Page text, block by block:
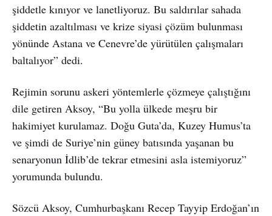
şiddetle kınıyor ve lanetliyoruz. Bu saldırılar sahada
şiddetin azaltılması ve krize siyasi çözüm bulunması
yönünde Astana ve Cenevre’de yürütülen çalışmaları
baltalıyor” dedi.
Rejimin sorunu askeri yöntemlerle çözmeye çalıştığını
dile getiren Aksoy, “Bu yolla ülkede meşru bir
hakimiyet kurulamaz. Doğu Guta’da, Kuzey Humus’ta
ve şimdi de Suriye’nin güney batısında yaşanan bu
senaryonun İdlib’de tekrar etmesini asla istemiyoruz”
yorumunda bulundu.
Sözcü Aksoy, Cumhurbaşkanı Recep Tayyip Erdoğan’ın